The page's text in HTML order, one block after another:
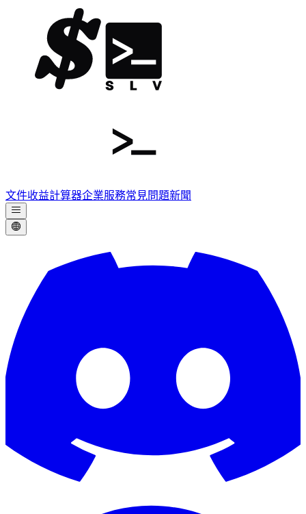
文件收益計算器企業服務常見問題新聞